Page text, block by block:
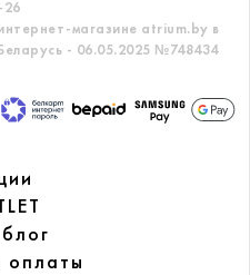
26
магазине atrium.by в
- 06.05.2025 №748434
оплаты